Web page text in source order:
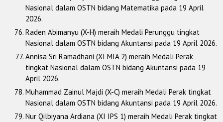
Nasional dalam OSTN bidang Matematika pada 19 April
2026.
Raden Abimanyu (X-H) meraih Medali Perunggu tingkat
Nasional dalam OSTN bidang Akuntansi pada 19 April 2026.
Annisa Sri Ramadhani (XI MIA 2) meraih Medali Perak
tingkat Nasional dalam OSTN bidang Akuntansi pada 19
April 2026.
Muhammad Zainul Majdi (X-C) meraih Medali Perak tingkat
Nasional dalam OSTN bidang Akuntansi pada 19 April 2026.
Nur Qilbiyana Ardiana (XI IPS 1) meraih Medali Perak tingkat